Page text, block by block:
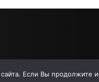
Если Вы продолжите